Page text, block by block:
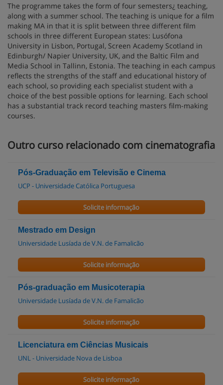
The programme takes the form of four semesters¿ teaching,
along with a summer school. The teaching is unique for a film
making MA in that it is split between three different film
schools in three different European states: Lusófona
University in Lisbon, Portugal, Screen Academy Scotland in
Edinburgh/ Napier University, UK, and the Baltic Film and
Media School in Tallinn, Estonia. The teaching in each campus
reflects the strengths of the staff and educational history of
each school, so providing each specialist student with a
choice of the best possible options for learning. Each school
has a substantial track record teaching masters film-making
courses.
Outro curso relacionado com cinematografia
Pós-Graduação em Televisão e Cinema
UCP - Universidade Católica Portuguesa
Solicite informação
Mestrado em Design
Universidade Lusíada de V.N. de Famalicão
Solicite informação
Pós-graduação em Musicoterapia
Universidade Lusíada de V.N. de Famalicão
Solicite informação
Licenciatura em Ciências Musicais
UNL - Universidade Nova de Lisboa
Solicite informação